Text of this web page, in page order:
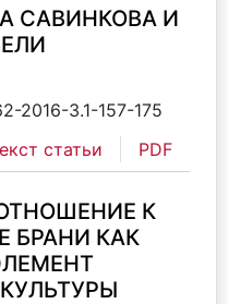
САВИНКОВА И
2016-3.1-157-175
статьи PDF
К
БРАНИ КАК